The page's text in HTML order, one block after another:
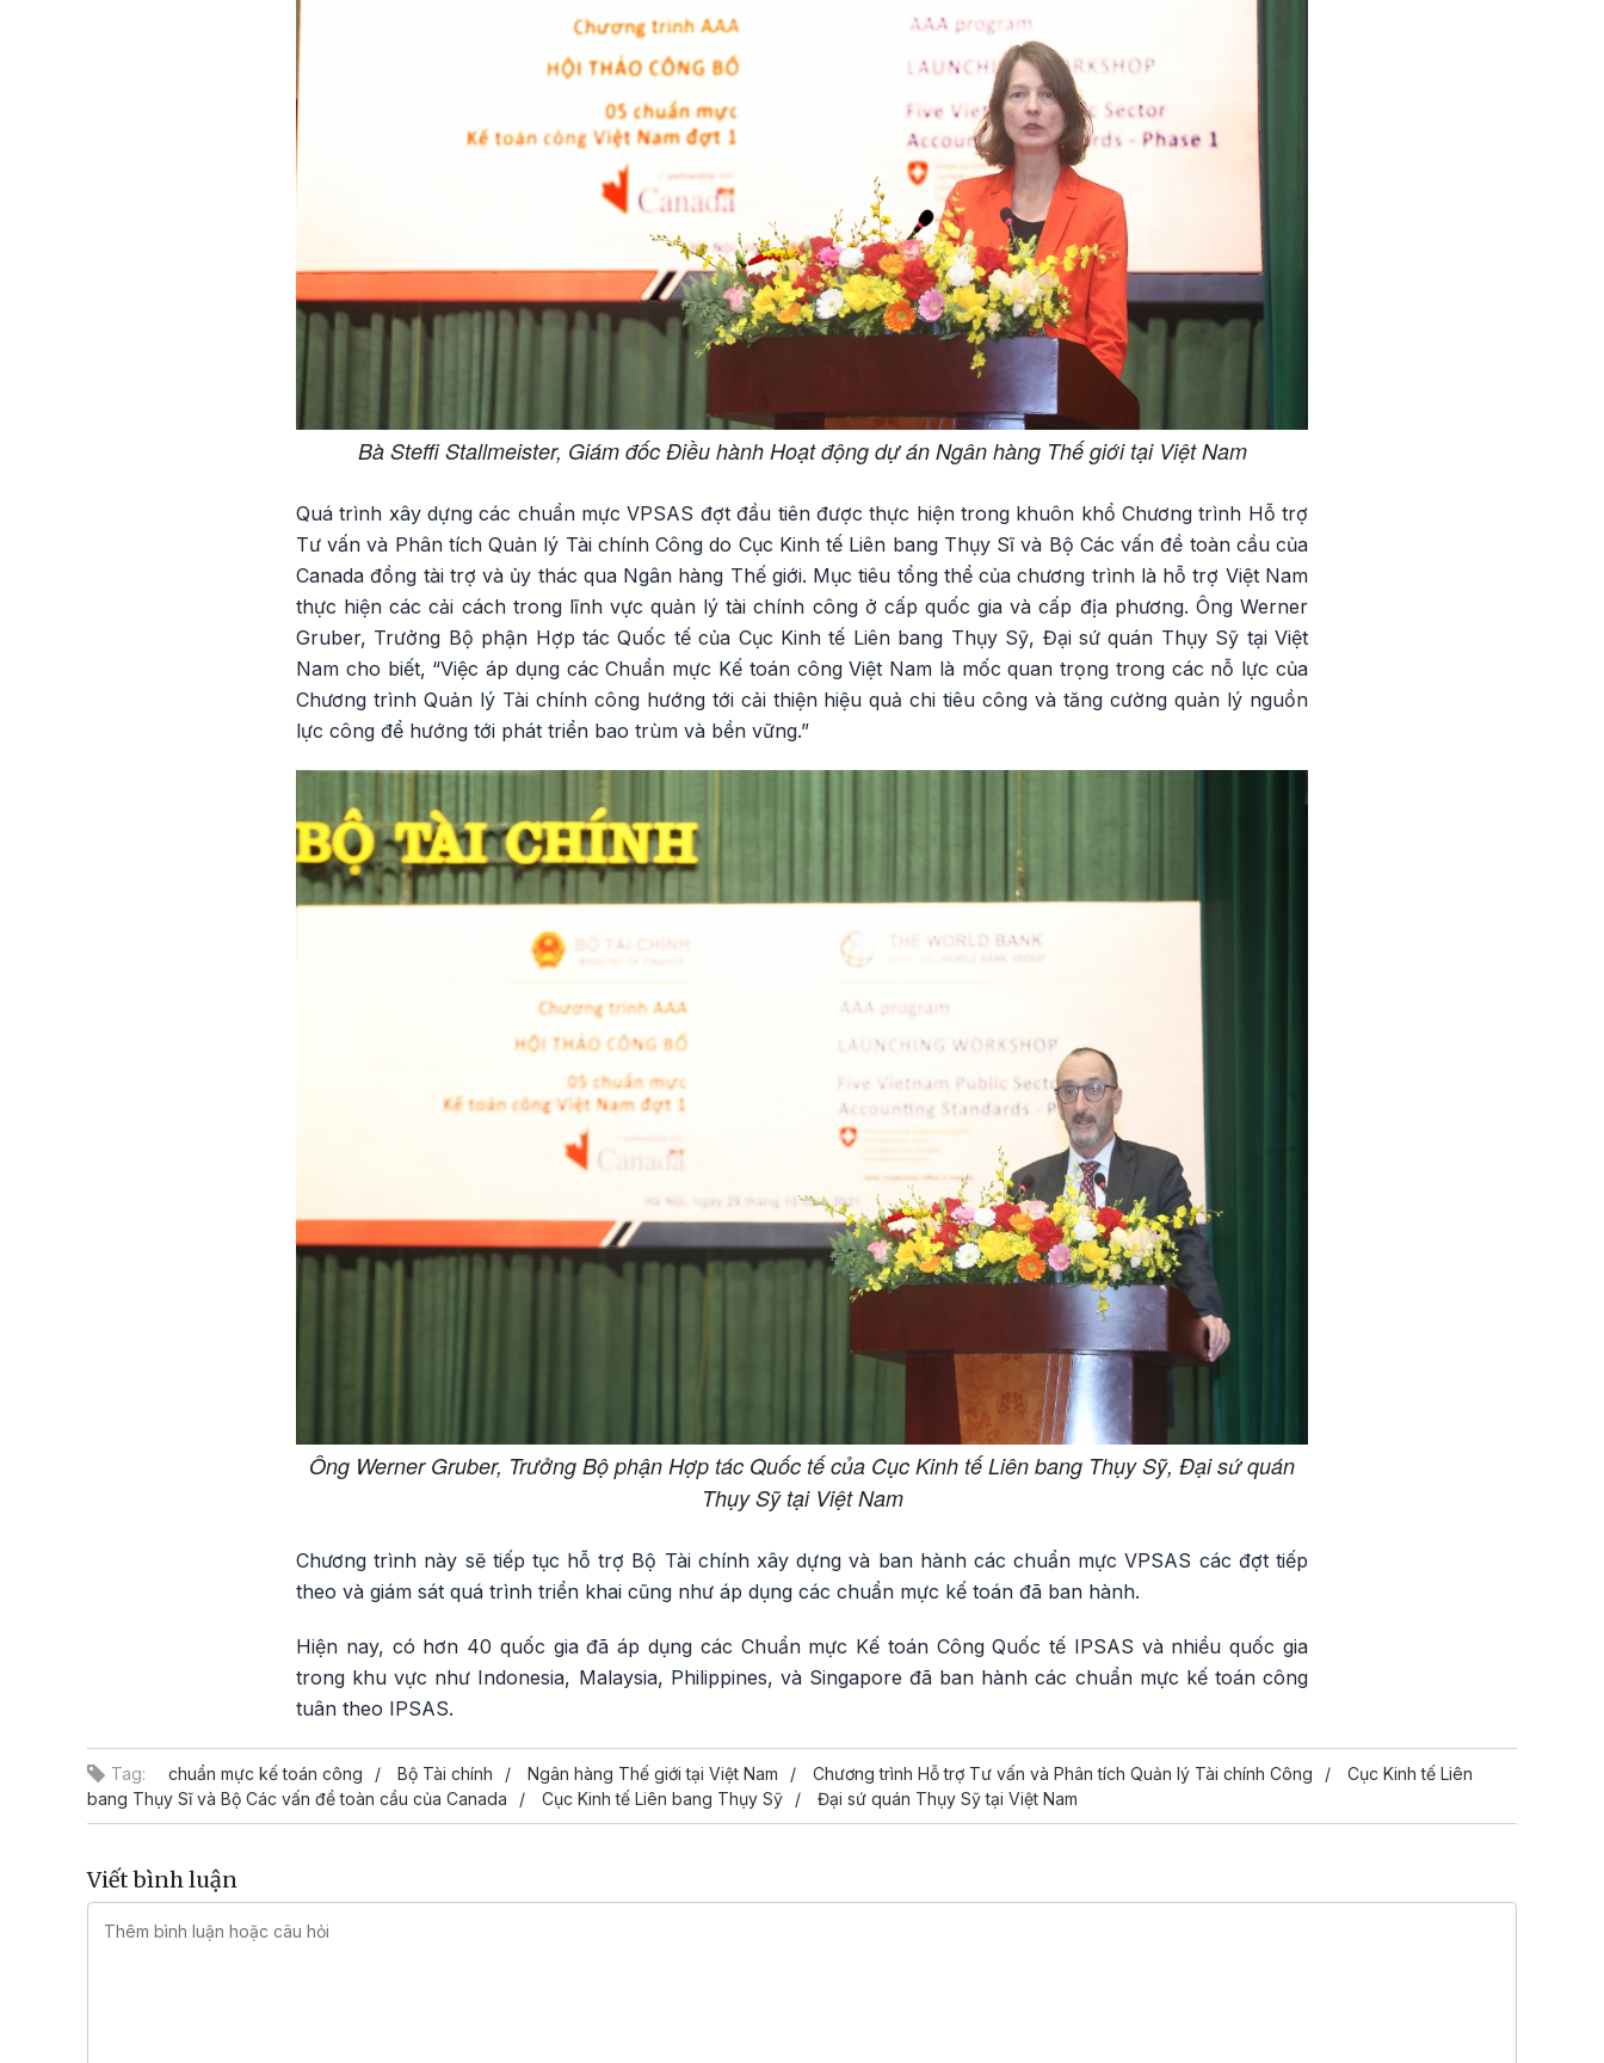
Bà Steffi Stallmeister, Giám đốc Điều hành Hoạt động dự án Ngân hàng Thế giới tại Việt Nam
Quá trình xây dựng các chuẩn mực VPSAS đợt đầu tiên được thực hiện trong khuôn khổ Chương trình Hỗ trợ
Tư vấn và Phân tích Quản lý Tài chính Công do Cục Kinh tế Liên bang Thụy Sĩ và Bộ Các vấn đề toàn cầu của
Canada đồng tài trợ và ủy thác qua Ngân hàng Thế giới. Mục tiêu tổng thể của chương trình là hỗ trợ Việt Nam
thực hiện các cải cách trong lĩnh vực quản lý tài chính công ở cấp quốc gia và cấp địa phương. Ông Werner
Gruber, Trưởng Bộ phận Hợp tác Quốc tế của Cục Kinh tế Liên bang Thụy Sỹ, Đại sứ quán Thụy Sỹ tại Việt
Nam cho biết, “Việc áp dụng các Chuẩn mực Kế toán công Việt Nam là mốc quan trọng trong các nỗ lực của
Chương trình Quản lý Tài chính công hướng tới cải thiện hiệu quả chi tiêu công và tăng cường quản lý nguồn
lực công để hướng tới phát triển bao trùm và bền vững.”
Ông Werner Gruber, Trưởng Bộ phận Hợp tác Quốc tế của Cục Kinh tế Liên bang Thụy Sỹ, Đại sứ quán
Thụy Sỹ tại Việt Nam
Chương trình này sẽ tiếp tục hỗ trợ Bộ Tài chính xây dựng và ban hành các chuẩn mực VPSAS các đợt tiếp
theo và giám sát quá trình triển khai cũng như áp dụng các chuẩn mực kế toán đã ban hành.
Hiện nay, có hơn 40 quốc gia đã áp dụng các Chuẩn mực Kế toán Công Quốc tế IPSAS và nhiều quốc gia
trong khu vực như Indonesia, Malaysia, Philippines, và Singapore đã ban hành các chuẩn mực kế toán công
tuân theo IPSAS.
Tag: chuẩn mực kế toán công Bộ Tài chính Ngân hàng Thế giới tại Việt Nam Chương trình Hỗ trợ Tư vấn và Phân tích Quản lý Tài chính Công
Cục Kinh tế Liên
bang Thụy Sĩ và Bộ Các vấn đề toàn cầu của Canada
Cục Kinh tế Liên bang Thụy Sỹ Đại sứ quán Thụy Sỹ tại Việt Nam
Viết bình luận